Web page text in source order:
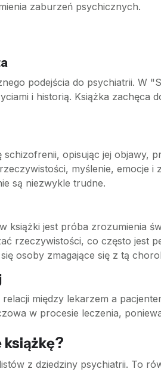
zaburzeń psychicznych.
podejścia do psychiatrii.
i historią. Książka zachęca
opisując jej objawy,
myślenie, emocje
są niezwykle trudne.
książki jest próba zrozumienia
rzeczywistości, co często jest
osoby zmagające się z tą
między lekarzem a
w procesie leczenia,
z dziedziny psychiatrii. To